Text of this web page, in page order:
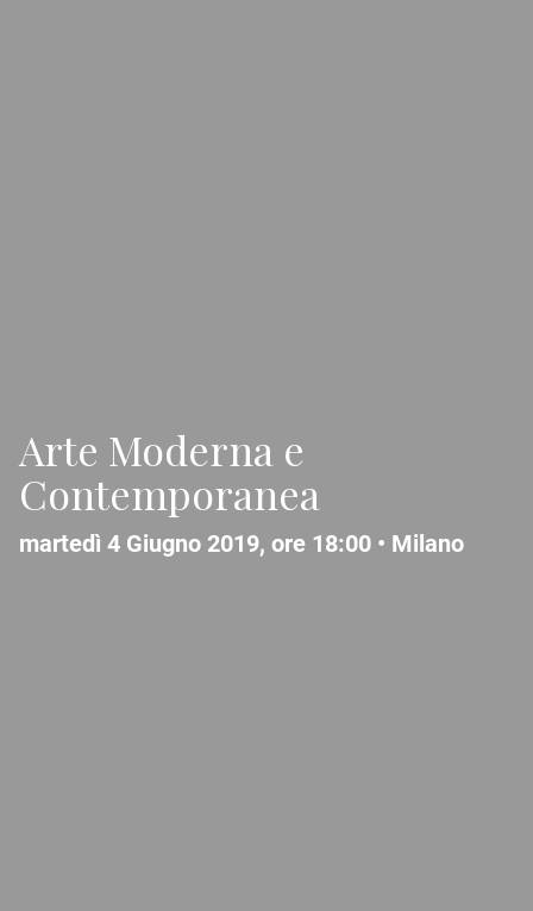
Arte Moderna e
Contemporanea
martedì 4 Giugno 2019, ore 18:00 • Milano